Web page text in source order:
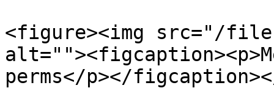
<figure><img src="/
perms</p></